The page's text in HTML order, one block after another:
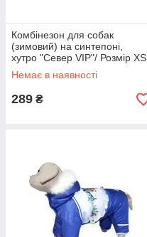
Комбінезон для собак
(зимовий) на синтепоні,
хутро "Север VIP"/ Розмір XS
Немає в наявності
289 ₴